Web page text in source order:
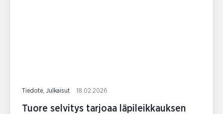
Tiedote, Julkaisut 18.02.2026
Tuore selvitys tarjoaa läpileikkauksen